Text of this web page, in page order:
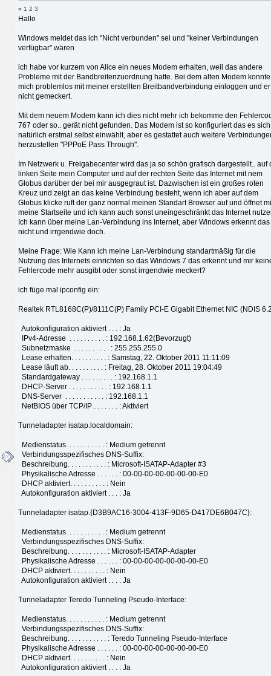
« 1 2 3
Hallo
Windows meldet das ich "Nicht verbunden" sei und "keiner Verbindungen
verfügbar" wären
ich habe vor kurzem von Alice ein neues Modem erhalten, weil das andere
Probleme mit der Bandbreitenzuordnung hatte. Bei dem alten Modem
mich problemlos mit meiner erstellten Breitbandverbindung einloggen und
nicht gemeckert.
Mit dem neuem Modem kann ich dies nicht mehr ich bekomme den
767 oder so.. gerät nicht gefunden. Das Modem ist so konfiguriert das es sich
natürlich erstmal selbst einwählt, aber es gestattet auch weitere
herzustellen "PPPoE Pass Through".
Im Netzwerk u. Freigabecenter wird das ja so schön grafisch dargestellt.. auf
linken Seite mein Computer und auf der rechten Seite das Internet mit nem
Globus darüber der bei mir ausgegraut ist. Dazwischen ist ein großes roten
Kreuz und zeigt an das keine Verbindung besteht, wenn ich aber auf dem
Globus klicke ruft der ganz normal meinen Standart Browser auf und öffnet
meine Startseite und ich kann auch sonst uneingeschränkt das Internet
Ich kann über meine Lan-Verbindung ins Internet, aber Windows erkennt das
nicht und irrgendwie doch.
Meine Frage: Wie Kann ich meine Lan-Verbindung standartmäßig für die
Nutzung des Internets einrichten so das Windows 7 das erkennt und mir
Fehlercode mehr ausgibt oder sonst irrgendwie meckert?
ich füge mal ipconfig ein:
Realtek RTL8168C(P)/8111C(P) Family PCI-E Gigabit Ethernet NIC (NDIS
Autokonfiguration aktiviert . . . : Ja
IPv4-Adresse . . . . . . . . . . : 192.168.1.62(Bevorzugt)
Subnetzmaske . . . . . . . . . . : 255.255.255.0
Lease erhalten. . . . . . . . . . : Samstag, 22. Oktober 2011 11:11:09
Lease läuft ab. . . . . . . . . . : Freitag, 28. Oktober 2011 19:04:49
Standardgateway . . . . . . . . . : 192.168.1.1
DHCP-Server . . . . . . . . . . . : 192.168.1.1
DNS-Server . . . . . . . . . . . : 192.168.1.1
NetBIOS über TCP/IP . . . . . . . : Aktiviert
Tunneladapter isatap.localdomain:
Medienstatus. . . . . . . . . . . : Medium getrennt
Verbindungsspezifisches DNS-Suffix:
Beschreibung. . . . . . . . . . . : Microsoft-ISATAP-Adapter #3
Physikalische Adresse . . . . . . : 00-00-00-00-00-00-00-E0
DHCP aktiviert. . . . . . . . . . : Nein
Autokonfiguration aktiviert . . . : Ja
Tunneladapter isatap.{D3B9AC16-3004-413F-9D65-D417DE6B047C}:
Medienstatus. . . . . . . . . . . : Medium getrennt
Verbindungsspezifisches DNS-Suffix:
Beschreibung. . . . . . . . . . . : Microsoft-ISATAP-Adapter
Physikalische Adresse . . . . . . : 00-00-00-00-00-00-00-E0
DHCP aktiviert. . . . . . . . . . : Nein
Autokonfiguration aktiviert . . . : Ja
Tunneladapter Teredo Tunneling Pseudo-Interface:
Medienstatus. . . . . . . . . . . : Medium getrennt
Verbindungsspezifisches DNS-Suffix:
Beschreibung. . . . . . . . . . . : Teredo Tunneling Pseudo-Interface
Physikalische Adresse . . . . . . : 00-00-00-00-00-00-00-E0
DHCP aktiviert. . . . . . . . . . : Nein
Autokonfiguration aktiviert . . . : Ja